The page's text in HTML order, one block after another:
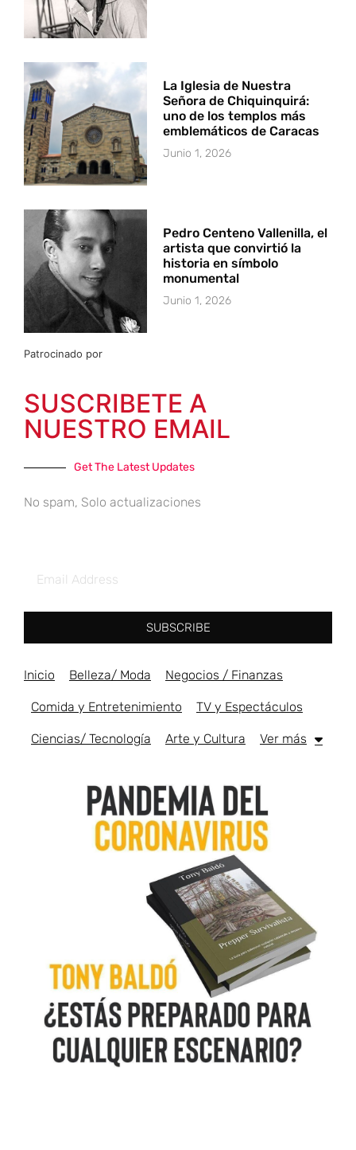
La Iglesia de Nuestra
Señora de Chiquinquirá:
uno de los templos más
emblemáticos de Caracas
Junio 1, 2026
Pedro Centeno Vallenilla, el
artista que convirtió la
historia en símbolo
monumental
Junio 1, 2026
Patrocinado por
SUSCRIBETE A
NUESTRO EMAIL
Get The Latest Updates
No spam, Solo actualizaciones
SUBSCRIBE
Inicio Belleza/ Moda Negocios / Finanzas
Comida y Entretenimiento TV y Espectáculos
Ciencias/ Tecnología Arte y Cultura Ver más